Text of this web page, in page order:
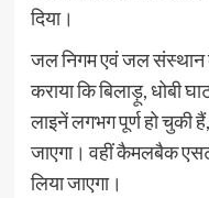
दिया।
जल निगम एवं जल संस्थान
कराया कि बिलाड़ू, धोबी
लाइनें लगभग पूर्ण हो चुकी
जाएगा। वहीं कैमलबैक
लिया जाएगा।